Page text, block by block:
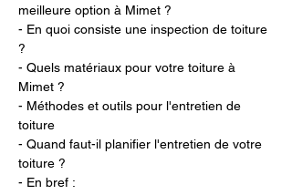
meilleure option à Mimet ?
- En quoi consiste une inspection de toiture
?
- Quels matériaux pour votre toiture à
Mimet ?
- Méthodes et outils pour l'entretien de
toiture
- Quand faut-il planifier l'entretien de votre
toiture ?
- En bref :